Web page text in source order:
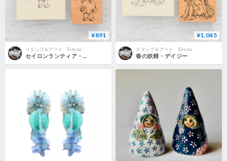
¥891
スタンプ＆アート Sirusu
セイロンランティア・歌う白い天使
¥1,045
スタンプ＆アート Sirusu
春の妖精・デイジー